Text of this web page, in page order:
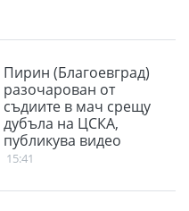
Пирин (Благоевград)
разочарован от
съдиите в мач срещу
дубъла на ЦСКА,
публикува видео
15:41